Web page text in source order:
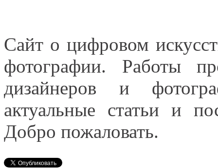
Сайт о цифровом
фотографии. Работы
дизайнеров и
актуальные статьи и
Добро пожаловать.